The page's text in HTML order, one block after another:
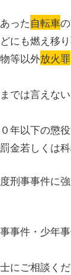
った自転車
にも燃え移
等以外放火罪
では言えな
年以下の懲
金若しくは
刑事事件に
事件・少年
にご相談くだ